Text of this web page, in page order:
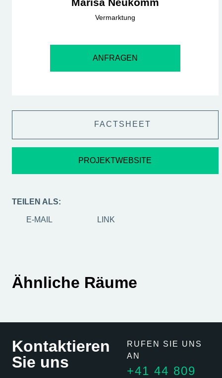
Vermarktung
ANFRAGEN
FACTSHEET
PROJEKTWEBSITE
TEILEN ALS:
E-MAIL LINK
Ähnliche Räume
Kontaktieren
Sie uns
RUFEN SIE UNS
AN
+41 44 809